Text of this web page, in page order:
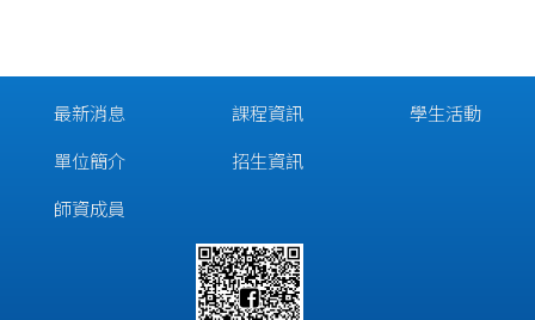
最新消息
單位簡介
師資成員
課程資訊
招生資訊
學生活動